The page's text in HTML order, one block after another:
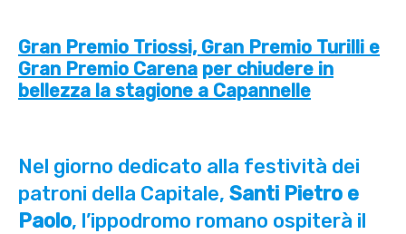
Gran Premio Triossi, Gran Premio Turilli e
Gran Premio Carena per chiudere in
bellezza la stagione a Capannelle
Nel giorno dedicato alla festività dei
patroni della Capitale, Santi Pietro e
Paolo, l’ippodromo romano ospiterà il